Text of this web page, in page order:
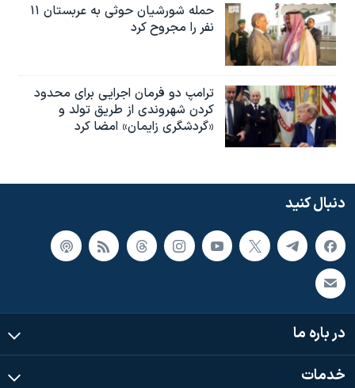
حمله شورشیان حوثی به عربستان ۱۱
نفر را مجروح کرد
ترامپ دو فرمان اجرایی برای محدود
کردن شهروندی از طریق تولد و
«گردشگری زایمان» امضا کرد
دنبال کنید
در باره ما
خدمات